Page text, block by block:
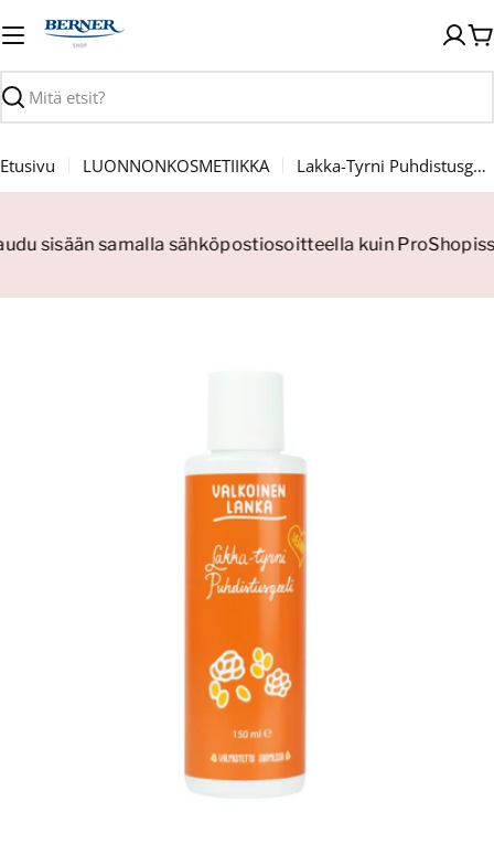
sisältöön
Haku
Etusivu LUONNONKOSMETIIKKA Lakka-Tyrni Puhdistusgeeli 150ml
sisään samalla sähköpostiosoitteella kuin